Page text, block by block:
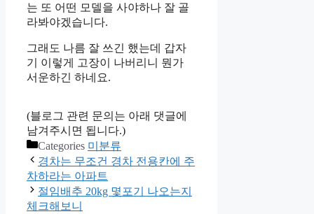
는 또 어떤 모델을 사야하나 잘 골
라봐야겠습니다.
그래도 나름 잘 쓰긴 했는데 갑자
기 이렇게 고장이 나버리니 뭔가
서운하긴 하네요.
(블로그 관련 문의는 아래 댓글에
남겨주시면 됩니다.)
Categories 미분류
경차는 무조건 경차 전용칸에 주
차하라는 아파트
절임배추 20kg 몇포기 나오는지
체크해보니